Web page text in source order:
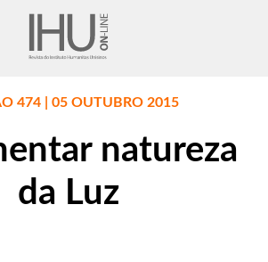
474 | 05 OUTUBRO 2015
natureza
da Luz